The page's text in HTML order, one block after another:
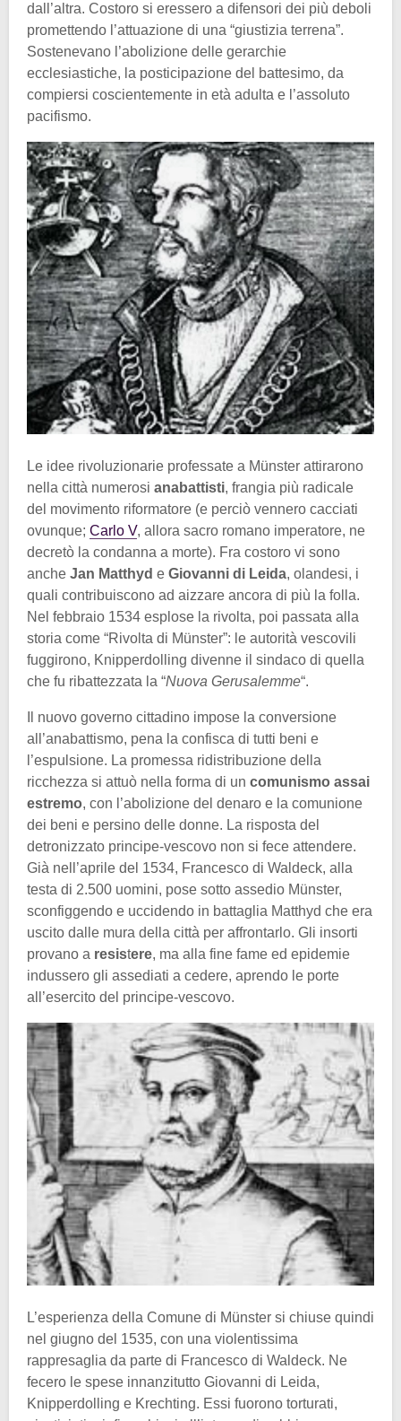
dall’altra. Costoro si eressero a difensori dei più deboli
promettendo l’attuazione di una “giustizia terrena”.
Sostenevano l’abolizione delle gerarchie
ecclesiastiche, la posticipazione del battesimo, da
compiersi coscientemente in età adulta e l’assoluto
pacifismo.
Le idee rivoluzionarie professate a Münster attirarono
nella città numerosi anabattisti, frangia più radicale
del movimento riformatore (e perciò vennero cacciati
ovunque; Carlo V, allora sacro romano imperatore, ne
decretò la condanna a morte). Fra costoro vi sono
anche Jan Matthyd e Giovanni di Leida, olandesi, i
quali contribuiscono ad aizzare ancora di più la folla.
Nel febbraio 1534 esplose la rivolta, poi passata alla
storia come “Rivolta di Münster”: le autorità vescovili
fuggirono, Knipperdolling divenne il sindaco di quella
che fu ribattezzata la “Nuova Gerusalemme“.
Il nuovo governo cittadino impose la conversione
all’anabattismo, pena la confisca di tutti beni e
l’espulsione. La promessa ridistribuzione della
ricchezza si attuò nella forma di un comunismo assai
estremo, con l’abolizione del denaro e la comunione
dei beni e persino delle donne. La risposta del
detronizzato principe-vescovo non si fece attendere.
Già nell’aprile del 1534, Francesco di Waldeck, alla
testa di 2.500 uomini, pose sotto assedio Münster,
sconfiggendo e uccidendo in battaglia Matthyd che era
uscito dalle mura della città per affrontarlo. Gli insorti
provano a resistere, ma alla fine fame ed epidemie
indussero gli assediati a cedere, aprendo le porte
all’esercito del principe-vescovo.
L’esperienza della Comune di Münster si chiuse quindi
nel giugno del 1535, con una violentissima
rappresaglia da parte di Francesco di Waldeck. Ne
fecero le spese innanzitutto Giovanni di Leida,
Knipperdolling e Krechting. Essi fuorono torturati,